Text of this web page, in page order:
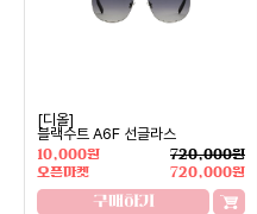
[디올]
블랙수트 A6F 선글라스
10,000원
720,000원
오픈마켓
720,000원
구매하기